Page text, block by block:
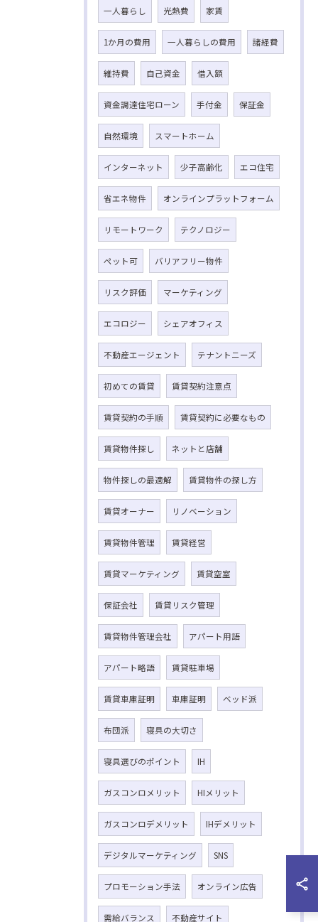
一人暮らし 光熱費 家賃
1か月の費用 一人暮らしの費用 諸経費
維持費 自己資金 借入額
資金調達住宅ローン 手付金 保証金
自然環境 スマートホーム
インターネット 少子高齢化 エコ住宅
省エネ物件 オンラインプラットフォーム
リモートワーク テクノロジー
ペット可 バリアフリー物件
リスク評価 マーケティング
エコロジー シェアオフィス
不動産エージェント テナントニーズ
初めての賃貸 賃貸契約注意点
賃貸契約の手順 賃貸契約に必要なもの
賃貸物件探し ネットと店舗
物件探しの最適解 賃貸物件の探し方
賃貸オーナー リノベーション
賃貸物件管理 賃貸経営
賃貸マーケティング 賃貸空室
保証会社 賃貸リスク管理
賃貸物件管理会社 アパート用語
アパート略語 賃貸駐車場
賃貸車庫証明 車庫証明 ベッド派
布団派 寝具の大切さ
寝具選びのポイント IH
ガスコンロメリット HIメリット
ガスコンロデメリット IHデメリット
デジタルマーケティング SNS
プロモーション手法 オンライン広告
需給バランス 不動産サイト